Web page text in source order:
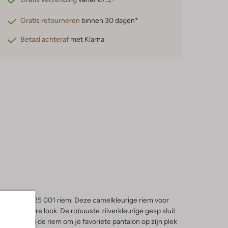
Gratis retourneren binnen 30 dagen*
Betaal achteraf met Klarna
LAURAN 25 001 riem. Deze camelkleurige riem voor
iedere look. De robuuste zilverkleurige gesp sluit
toe. Draag de riem om je favoriete pantalon op zijn plek